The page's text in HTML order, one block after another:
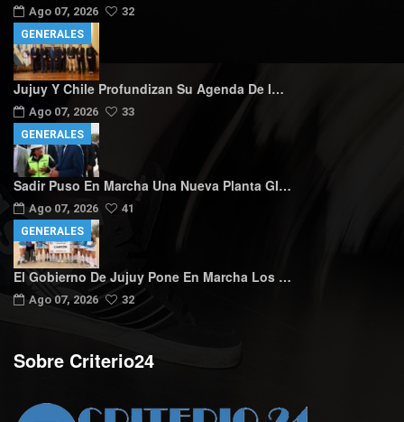
Ago 07, 2026 32
Jujuy Y Chile Profundizan Su Agenda De I…
Ago 07, 2026 33
GENERALES
Sadir Puso En Marcha Una Nueva Planta GI…
Ago 07, 2026 41
GENERALES
El Gobierno De Jujuy Pone En Marcha Los …
Ago 07, 2026 32
GENERALES
Sobre Criterio24